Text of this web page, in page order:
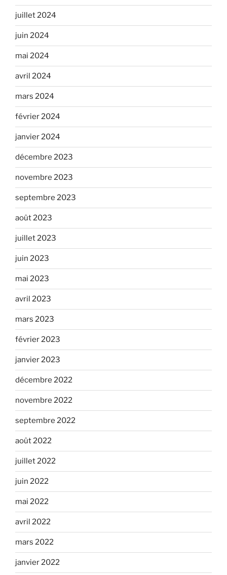
juillet 2024
juin 2024
mai 2024
avril 2024
mars 2024
février 2024
janvier 2024
décembre 2023
novembre 2023
septembre 2023
août 2023
juillet 2023
juin 2023
mai 2023
avril 2023
mars 2023
février 2023
janvier 2023
décembre 2022
novembre 2022
septembre 2022
août 2022
juillet 2022
juin 2022
mai 2022
avril 2022
mars 2022
janvier 2022